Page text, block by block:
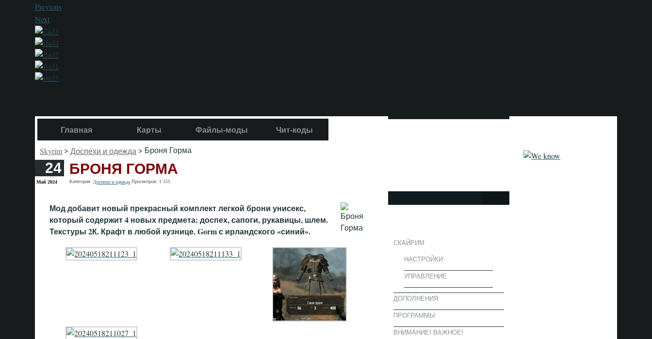
Previous
Next
Главная Карты Файлы-моды Чит-коды
Skyrim > Доспехи и одежда > Броня Горма
24
Май 2024
БРОНЯ ГОРМА
Категория: Доспехи и одежда Просмотров: 1 151
Мод добавит новый прекрасный комплект легкой брони унисекс,
который содержит 4 новых предмета: доспех, сапоги, рукавицы, шлем.
Текстуры 2К. Крафт в любой кузнице. Gorm с ирландского «синий».
СКАЙРИМ
НАСТРОЙКИ
УПРАВЛЕНИЕ
ДОПОЛНЕНИЯ
ПРОГРАММЫ
ВНИМАНИЕ! ВАЖНОЕ!